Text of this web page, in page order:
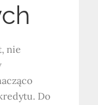
nie
Do